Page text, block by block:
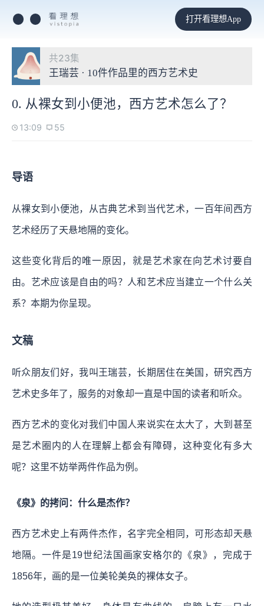
打开看理想App
共23集
王瑞芸 · 10件作品里的西方艺术史
0. 从裸女到小便池，西方艺术怎么了？
13:09 55
导语
从裸女到小便池，从古典艺术到当代艺术，一百年间西方
艺术经历了天悬地隔的变化。
这些变化背后的唯一原因，就是艺术家在向艺术讨要自
由。艺术应该是自由的吗？人和艺术应当建立一个什么关
系？本期为你呈现。
文稿
听众朋友们好，我叫王瑞芸，长期居住在美国，研究西方
艺术史多年了，服务的对象却一直是中国的读者和听众。
西方艺术的变化对我们中国人来说实在太大了，大到甚至
是艺术圈内的人在理解上都会有障碍，这种变化有多大
呢？这里不妨举两件作品为例。
《泉》的拷问：什么是杰作？
西方艺术史上有两件杰作，名字完全相同，可形态却天悬
地隔。一件是19世纪法国画家安格尔的《泉》，完成于
1856年，画的是一位美轮美奂的裸体女子。